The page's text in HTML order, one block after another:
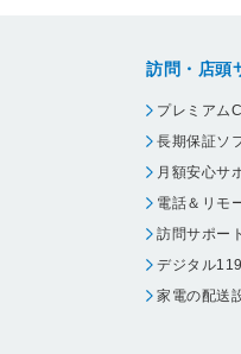
訪問・店頭
プレミアム
長期保証ソ
月額安心サ
電話＆リモ
訪問サポート
デジタル119
家電の配送